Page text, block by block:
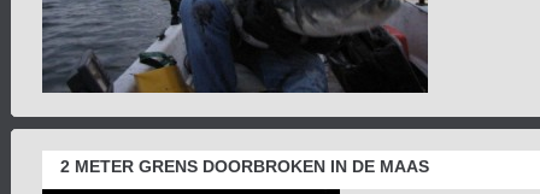
2 METER GRENS DOORBROKEN IN DE MAAS